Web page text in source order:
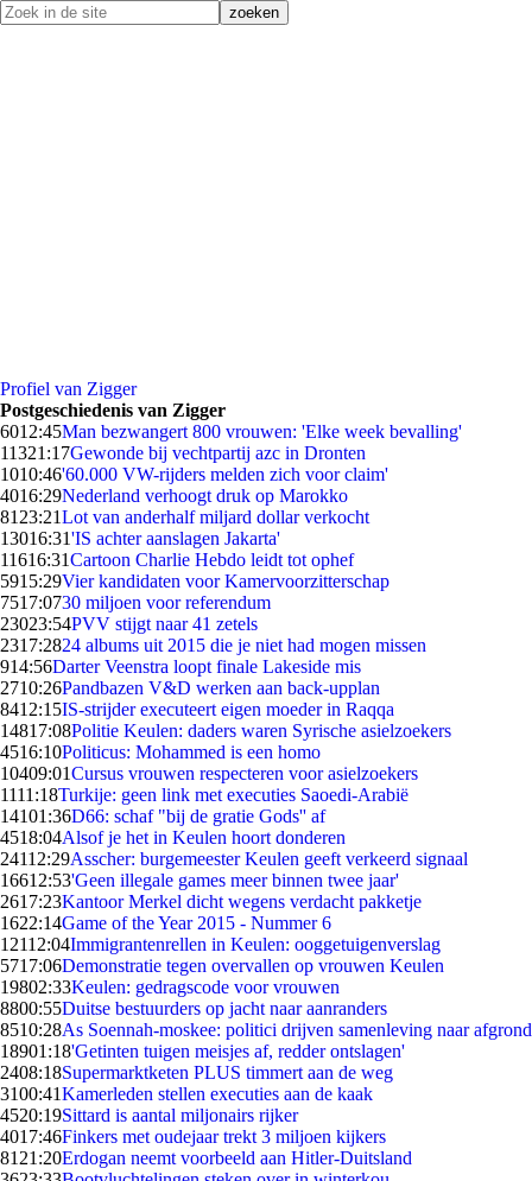
Profiel van Zigger
Postgeschiedenis van Zigger
6012:45Man bezwangert 800 vrouwen: 'Elke week bevalling'
11321:17Gewonde bij vechtpartij azc in Dronten
1010:46'60.000 VW-rijders melden zich voor claim'
4016:29Nederland verhoogt druk op Marokko
81 23:21Lot van anderhalf miljard dollar verkocht
13016:31'IS achter aanslagen Jakarta'
11616:31Cartoon Charlie Hebdo leidt tot ophef
5915:29Vier kandidaten voor Kamervoorzitterschap
7517:0730 miljoen voor referendum
23023:54PVV stijgt naar 41 zetels
2317:2824 albums uit 2015 die je niet had mogen missen
914:56Darter Veenstra loopt finale Lakeside mis
2710:26Pandbazen V&D werken aan back-upplan
8412:15IS-strijder executeert eigen moeder in Raqqa
14817:08Politie Keulen: daders waren Syrische asielzoekers
4516:10Politicus: Mohammed is een homo
10409:01Cursus vrouwen respecteren voor asielzoekers
1111:18Turkije: geen link met executies Saoedi-Arabië
14101:36D66: schaf "bij de gratie Gods'' af
4518:04Alsof je het in Keulen hoort donderen
24112:29Asscher: burgemeester Keulen geeft verkeerd signaal
16612:53'Geen illegale games meer binnen twee jaar'
2617:23Kantoor Merkel dicht wegens verdacht pakketje
1622:14Game of the Year 2015 - Nummer 6
12112:04Immigrantenrellen in Keulen: ooggetuigenverslag
5717:06Demonstratie tegen overvallen op vrouwen Keulen
19802:33Keulen: gedragscode voor vrouwen
8800:55Duitse bestuurders op jacht naar aanranders
8510:28As Soennah-moskee: politici drijven samenleving naar afgrond
18901:18'Getinten tuigen meisjes af, redder ontslagen'
2408:18Supermarktketen PLUS timmert aan de weg
3100:41Kamerleden stellen executies aan de kaak
4520:19Sittard is aantal miljonairs rijker
4017:46Finkers met oudejaar trekt 3 miljoen kijkers
81 21:20Erdogan neemt voorbeeld aan Hitler-Duitsland